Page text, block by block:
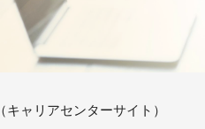
（キャリアセンターサイト）